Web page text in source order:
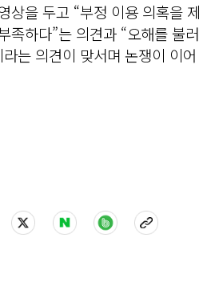
상을 두고 “부정 이용 의혹을 제
족하다”는 의견과 “오해를 불러
는 의견이 맞서며 논쟁이 이어